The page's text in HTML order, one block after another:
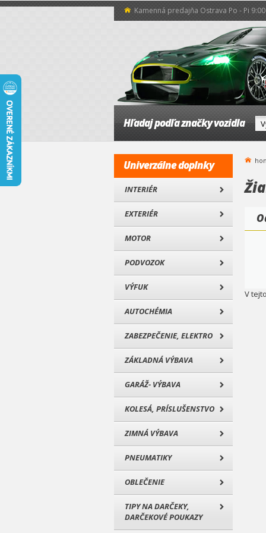
Kamenná predajňa Ostrava Po - Pi
Hľadaj podľa značky vozidla
Univerzálne doplnky
INTERIÉR
EXTERIÉR
MOTOR
PODVOZOK
VÝFUK
AUTOCHÉMIA
ZABEZPEČENIE, ELEKTRO
ZÁKLADNÁ VÝBAVA
GARÁŽ- VÝBAVA
KOLESÁ, PRÍSLUŠENSTVO
ZIMNÁ VÝBAVA
PNEUMATIKY
OBLEČENIE
TIPY NA DARČEKY,
DARČEKOVÉ POUKAZY
V